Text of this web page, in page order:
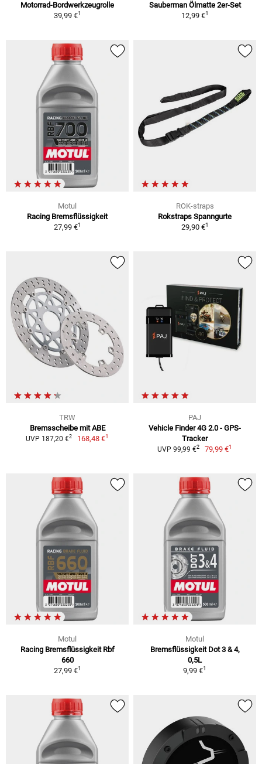
Motorrad-Bordwerkzeugrolle
39,99 €1
Sauberman Ölmatte 2er-Set
12,99 €1
Motul
Racing Bremsflüssigkeit
27,99 €1
ROK-straps
Rokstraps Spanngurte
29,90 €1
TRW
Bremsscheibe mit ABE
UVP 187,20 €2 168,48 €1
PAJ
Vehicle Finder 4G 2.0 - GPS-
Tracker
UVP 99,99 €2 79,99 €1
Motul
Racing Bremsflüssigkeit Rbf
660
27,99 €1
Motul
Bremsflüssigkeit Dot 3 & 4,
0,5L
9,99 €1